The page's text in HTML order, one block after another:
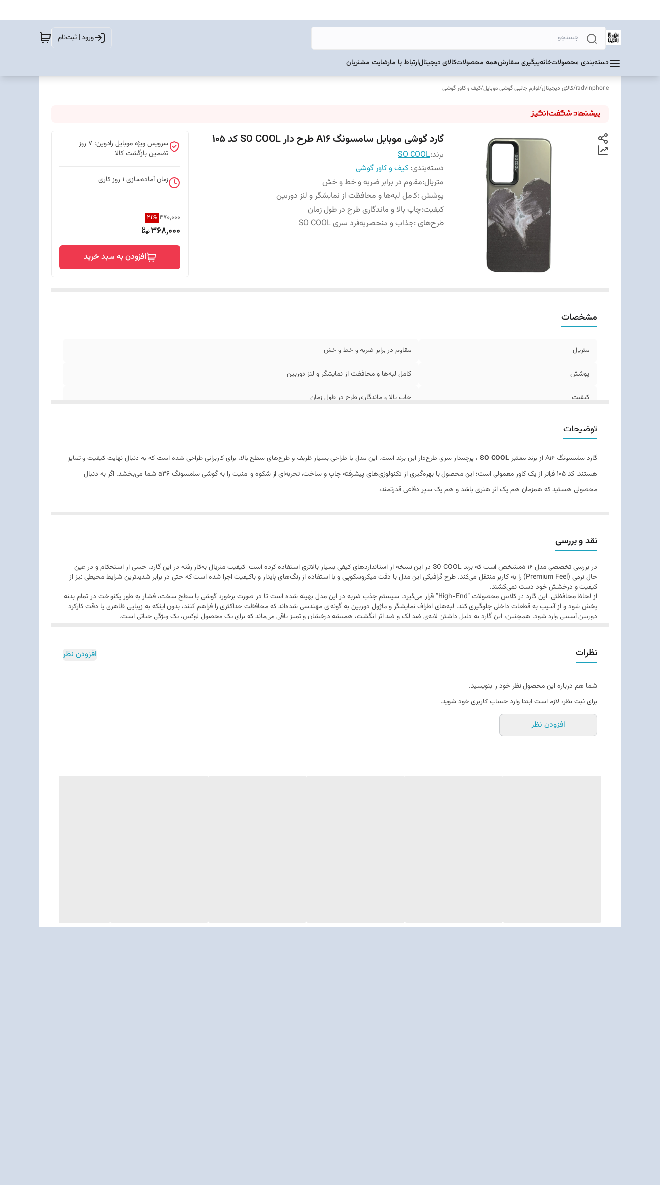
ورود | ثبت‌نام
دسته‌بندی محصولاتخانهپیگیری سفارشهمه محصولاتکالای دیجیتالارتباط با مارضایت مشتریان
radvinphone
/کالای دیجیتال/لوازم جانبی گوشی موبایل/کیف و کاور گوشی
گارد گوشی موبایل سامسونگ A16 طرح دار SO COOL کد 105
برند:SO COOL
دسته‌بندی: کیف و کاور گوشی
متریال:مقاوم در برابر ضربه و خط و خش
پوشش :کامل لبه‌ها و محافظت از نمایشگر و لنز دوربین
کیفیت:چاپ بالا و ماندگاری طرح در طول زمان
طرح‌های :جذاب و منحصربه‌فرد سری SO COOL
سرویس ویژه موبایل رادوین: 7 روز
تضمین بازگشت کالا
زمان آماده‌سازی 1 روز کاری
470,000
21%
368,000
افزودن به سبد خرید
مشخصات
متریال مقاوم در برابر ضربه و خط و خش
پوشش کامل لبه‌ها و محافظت از نمایشگر و لنز دوربین
کیفیت چاپ بالا و ماندگاری طرح در طول زمان
توضیحات
گارد سامسونگ A16 از برند معتبر SO COOL ، پرچمدار سری طرح‌دار این برند است. این مدل با طراحی بسیار ظریف و طرح‌های سطح بالا، برای کاربرانی طراحی شده است که به دنبال نهایت کیفیت و تمایز
هستند. کد 105 فراتر از یک کاور معمولی است؛ این محصول با بهره‌گیری از تکنولوژی‌های پیشرفته چاپ و ساخت، تجربه‌ای از شکوه و امنیت را به گوشی سامسونگ a36 شما می‌بخشد. اگر به دنبال
محصولی هستید که همزمان هم یک اثر هنری باشد و هم یک سپر دفاعی قدرتمند،
نقد و بررسی
در بررسی تخصصی مدل a 16مشخص است که برند SO COOL در این نسخه از استانداردهای کیفی بسیار بالاتری استفاده کرده است. کیفیت متریال به‌کار رفته در این گارد، حسی از استحکام و در عین
حال نرمی (Premium Feel) را به کاربر منتقل می‌کند. طرح گرافیکی این مدل با دقت میکروسکوپی و با استفاده از رنگ‌های پایدار و باکیفیت اجرا شده است که حتی در برابر شدیدترین شرایط محیطی نیز از
کیفیت و درخشش خود دست نمی‌کشند.
از لحاظ محافظتی، این گارد در کلاس محصولات “High-End” قرار می‌گیرد. سیستم جذب ضربه در این مدل بهینه شده است تا در صورت برخورد گوشی با سطح سخت، فشار به طور یکنواخت در تمام بدنه
پخش شود و از آسیب به قطعات داخلی جلوگیری کند. لبه‌های اطراف نمایشگر و ماژول دوربین به گونه‌ای مهندسی شده‌اند که محافظت حداکثری را فراهم کنند، بدون اینکه به زیبایی ظاهری یا دقت کارکرد
دوربین آسیبی وارد شود. همچنین، این گارد به دلیل داشتن لایه‌ی ضد لک و ضد اثر انگشت، همیشه درخشان و تمیز باقی می‌ماند که برای یک محصول لوکس، یک ویژگی حیاتی است.
نظرات افزودن نظر
شما هم درباره این محصول نظر خود را بنویسید.
برای ثبت نظر، لازم است ابتدا وارد حساب کاربری خود شوید.
افزودن نظر